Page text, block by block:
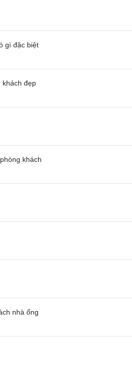
gì đặc biệt
khách đẹp
khách
nhà ống